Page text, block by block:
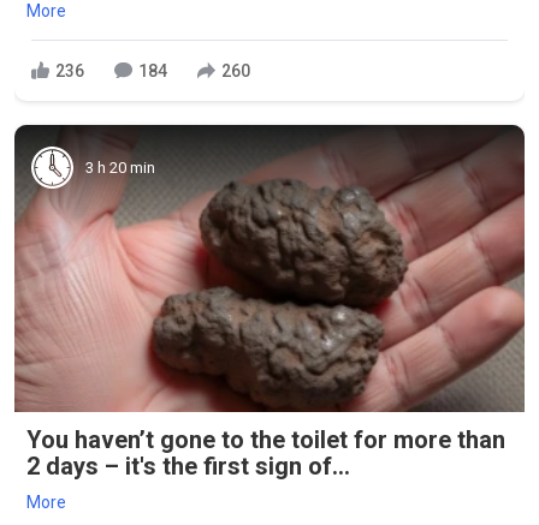
More
236 184 260
3 h 20 min
You haven’t gone to the toilet for more than
2 days – it's the first sign of...
More